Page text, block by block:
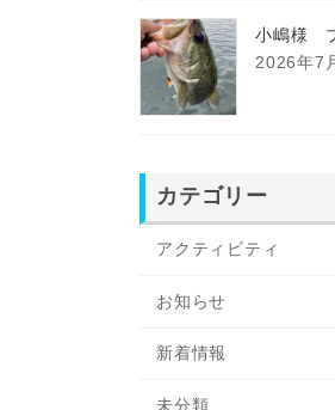
小嶋様
2026年7
カテゴリー
アクティビティ
お知らせ
新着情報
未分類